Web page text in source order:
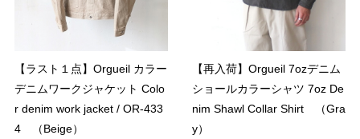
【ラスト１点】Orgueil カラー
デニムワークジャケット Colo
r denim work jacket / OR-433
4 （Beige）
【再入荷】Orgueil 7ozデニム
ショールカラーシャツ 7oz De
nim Shawl Collar Shirt （Gra
y）